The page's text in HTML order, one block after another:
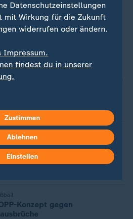
in Bad Oeynhausen
um Tod nach Abifeier begonnen
sich immer, es trifft die
Konzept gegen
Datenschutzeinstellungen
mit Wirkung für die Zukunft
widerrufen oder ändern.
Impressum.
findest du in unserer
Zustimmen
Ablehnen
Einstellen